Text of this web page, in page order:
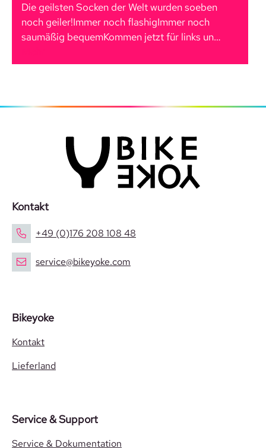
Die geilsten Socken der Welt wurden soeben
noch geiler!Immer noch flashigImmer noch
saumäßig bequemKommen jetzt für links un…
Kontakt
+49 (0)176 208 108 48
service@bikeyoke.com
Bikeyoke
Kontakt
Lieferland
Service & Support
Service & Dokumentation